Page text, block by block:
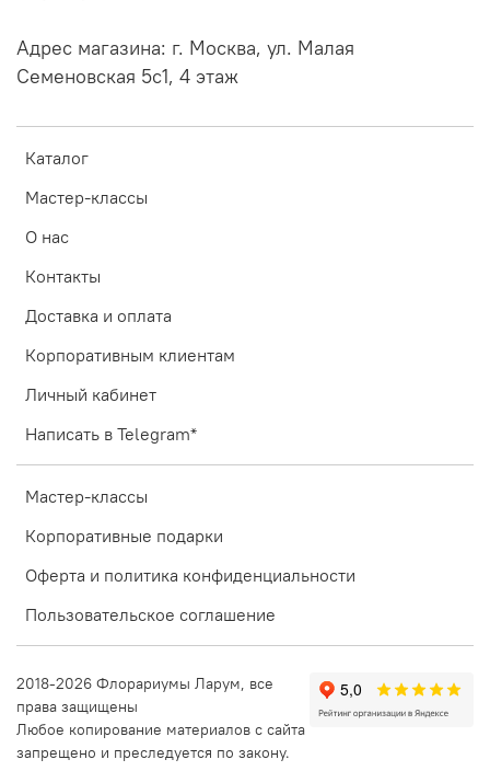
Каталог
Мастер-классы
О нас
Контакты
Доставка и оплата
Корпоративным клиентам
Личный кабинет
Написать в Telegram*
Мастер-классы
Корпоративные подарки
Оферта и политика конфиденциальности
Пользовательское соглашение
Адрес магазина: г. Москва, ул. Малая
Семеновская 5с1, 4 этаж
2018-2026 Флорариумы Ларум, все
права защищены
Любое копирование материалов с сайта
запрещено и преследуется по закону.